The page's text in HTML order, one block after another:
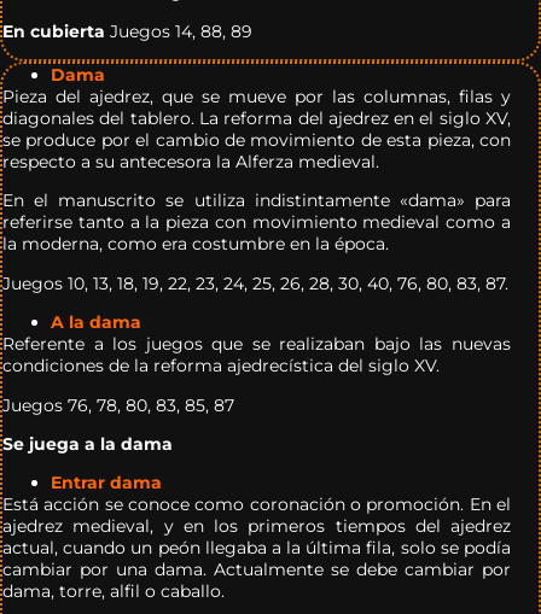
En cubierta Juegos 14, 88, 89
Dama
Pieza del ajedrez, que se mueve por las columnas, filas y
diagonales del tablero. La reforma del ajedrez en el siglo XV,
se produce por el cambio de movimiento de esta pieza, con
respecto a su antecesora la Alferza medieval.
En el manuscrito se utiliza indistintamente «dama» para
referirse tanto a la pieza con movimiento medieval como a
la moderna, como era costumbre en la época.
Juegos 10, 13, 18, 19, 22, 23, 24, 25, 26, 28, 30, 40, 76, 80, 83, 87.
A la dama
Referente a los juegos que se realizaban bajo las nuevas
condiciones de la reforma ajedrecística del siglo XV.
Juegos 76, 78, 80, 83, 85, 87
Se juega a la dama
Entrar dama
Está acción se conoce como coronación o promoción. En el
ajedrez medieval, y en los primeros tiempos del ajedrez
actual, cuando un peón llegaba a la última fila, solo se podía
cambiar por una dama. Actualmente se debe cambiar por
dama, torre, alfil o caballo.